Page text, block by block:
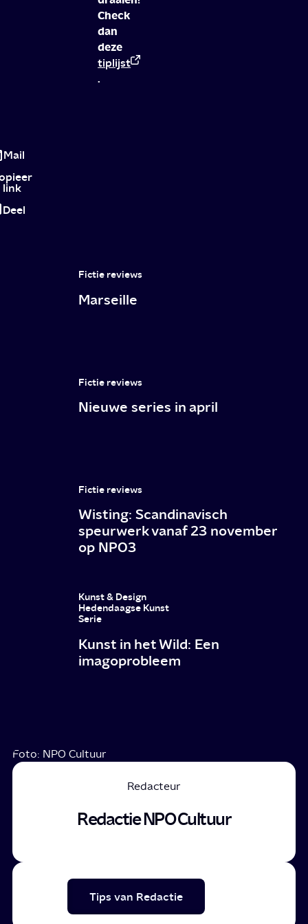
Check
dan
deze
tiplijst
.
te
doen
na
tienen?
Mail
link
Deel
Fictie reviews
Marseille
Fictie reviews
Nieuwe series in april
Fictie reviews
Wisting: Scandinavisch
speurwerk vanaf 23 november
op NPO3
Kunst & Design
Hedendaagse Kunst
Serie
Kunst in het Wild: Een
imagoprobleem
Foto: NPO Cultuur
Redacteur
Redactie NPO Cultuur
Tips van Redactie